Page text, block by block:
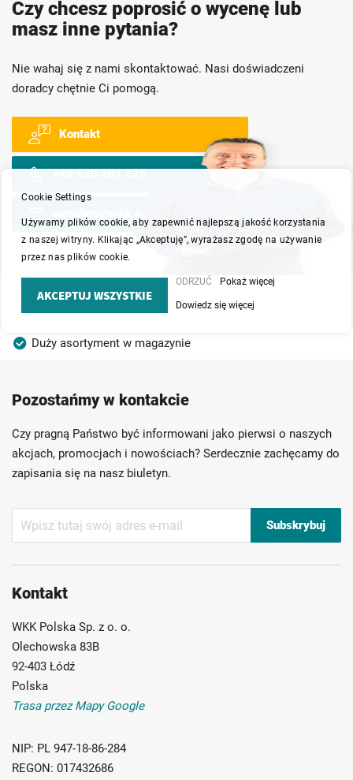
Czy chcesz poprosić o wycenę lub
masz inne pytania?
Nie wahaj się z nami skontaktować. Nasi doświadczeni
doradcy chętnie Ci pomogą.
Kontakt
+48 530 201 275
Duży asortyment w magazynie
Szybka dostawa
Indywidualni doradcy
Ponad 40 lat doświadczenia
Możliwość własnego etykietowania
Pozostańmy w kontakcie
Czy pragną Państwo być informowani jako pierwsi o naszych
akcjach, promocjach i nowościach? Serdecznie zachęcamy do
zapisania się na nasz biuletyn.
nasz
Subskrybuj
Kontakt
WKK Polska Sp. z o. o.
Olechowska 83B
92-403 Łódź
Polska
Trasa przez Mapy Google
NIP: PL 947-18-86-284
REGON: 017432686
Cookie Settings
Używamy plików cookie, aby zapewnić najlepszą jakość korzystania
z naszej witryny. Klikając „Akceptuję”, wyrażasz zgodę na używanie
przez nas plików cookie.
AKCEPTUJ WSZYSTKIE
ODRZUĆ Pokaż więcej
Dowiedz się więcej